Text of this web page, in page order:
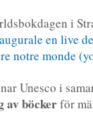
i
en live
notre monde
Unesco i
av böckerför